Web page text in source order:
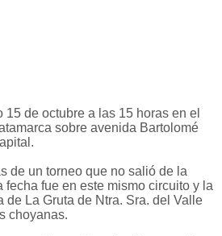
de octubre a las 15 horas en el
sobre avenida Bartolomé
de un torneo que no salió de la
fecha fue en este mismo circuito y la
de La Gruta de Ntra. Sra. del Valle
choyanas.